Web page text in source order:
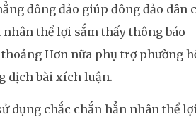
đông đảo giúp đông đảo dân
nhân thể lợi sắm thấy thông báo
Hơn nữa phụ trợ phường
dịch bài xích luận.
dụng chắc chắn hẳn nhân thể